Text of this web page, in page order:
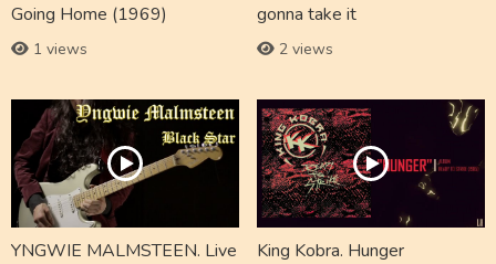
Going Home (1969)
1 views
gonna take it
2 views
YNGWIE MALMSTEEN. Live
King Kobra. Hunger